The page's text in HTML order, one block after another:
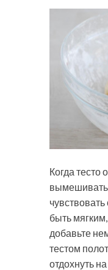
Когда тесто
вымешивать
быть
добавьте
тестом
отдохнуть